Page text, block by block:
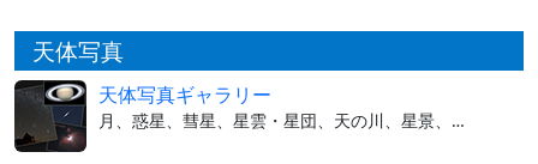
天体写真
天体写真ギャラリー
月、惑星、彗星、星雲・星団、天の川、星景、…